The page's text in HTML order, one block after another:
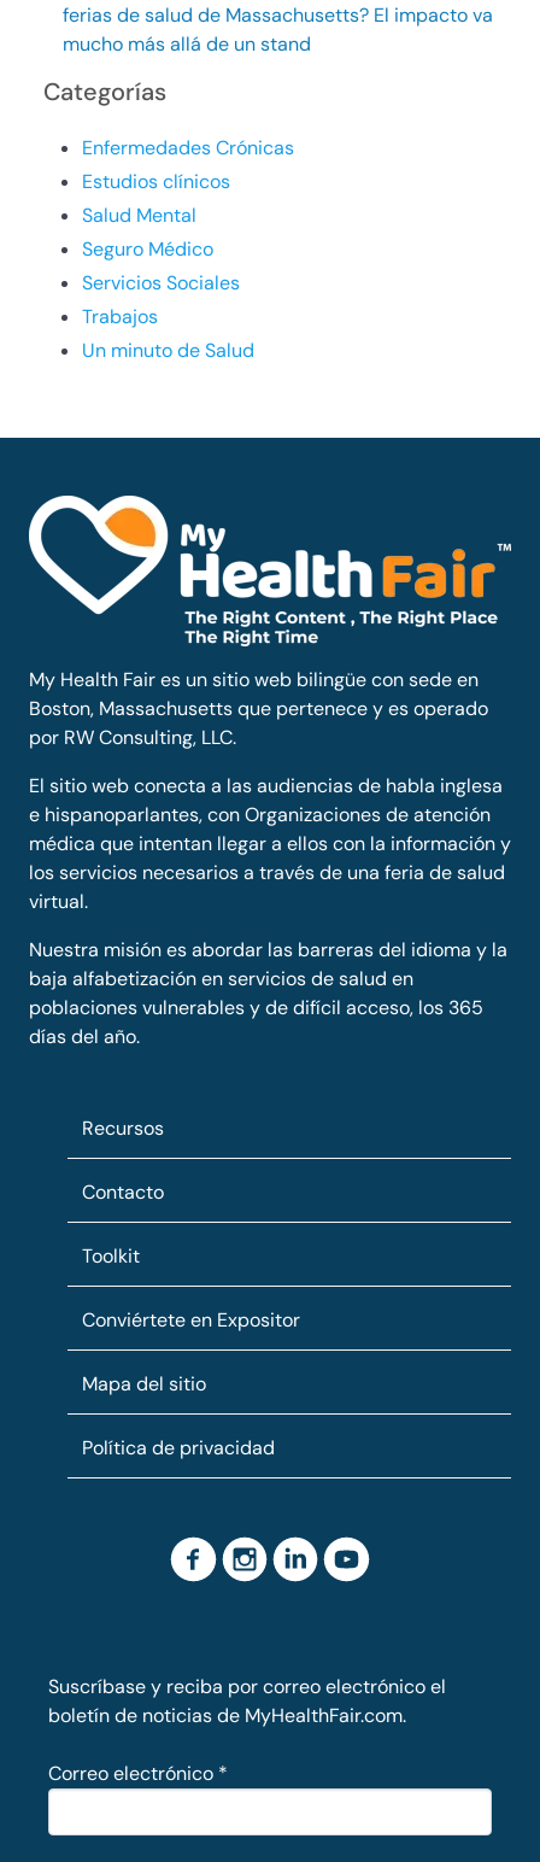
ferias de salud de Massachusetts? El impacto va
mucho más allá de un stand
Categorías
Enfermedades Crónicas
Estudios clínicos
Salud Mental
Seguro Médico
Servicios Sociales
Trabajos
Un minuto de Salud
My Health Fair es un sitio web bilingüe con sede en
Boston, Massachusetts que pertenece y es operado
por RW Consulting, LLC.
El sitio web conecta a las audiencias de habla inglesa
e hispanoparlantes, con Organizaciones de atención
médica que intentan llegar a ellos con la información y
los servicios necesarios a través de una feria de salud
virtual.
Nuestra misión es abordar las barreras del idioma y la
baja alfabetización en servicios de salud en
poblaciones vulnerables y de difícil acceso, los 365
días del año.
Recursos
Contacto
Toolkit
Conviértete en Expositor
Mapa del sitio
Política de privacidad
Suscríbase y reciba por correo electrónico el
boletín de noticias de MyHealthFair.com.
Correo electrónico *